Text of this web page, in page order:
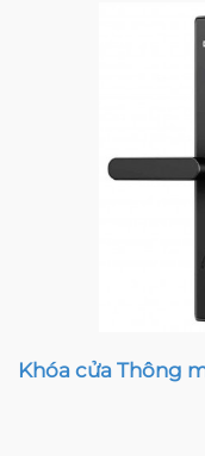
Khóa cửa Thông